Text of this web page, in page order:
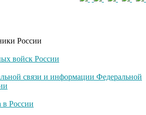
России
войск России
связи и информации Федеральной
в России